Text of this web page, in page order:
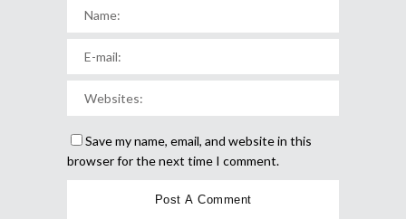
Save my name, email, and website in this
browser for the next time I comment.